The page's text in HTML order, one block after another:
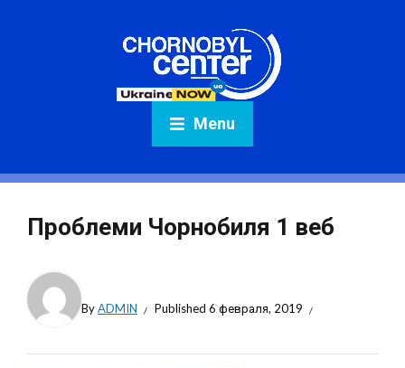
Menu
Проблеми Чорнобиля 1 веб
ByADMIN Published 6 февраля, 2019